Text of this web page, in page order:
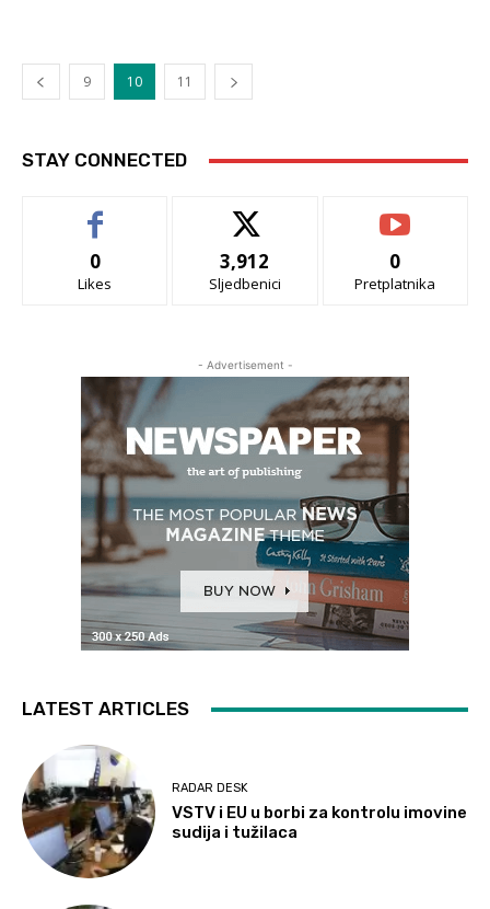
9 10 11
STAY CONNECTED
0
Likes
3,912
Sljedbenici
0
Pretplatnika
- Advertisement -
LATEST ARTICLES
RADAR DESK
VSTV i EU u borbi za kontrolu imovine
sudija i tužilaca